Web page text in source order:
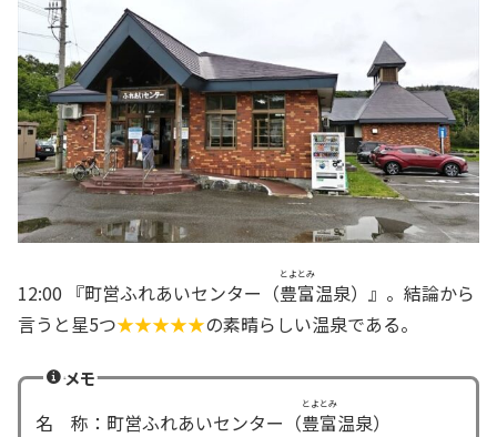
12:00 『町営ふれあいセンター（豊富
とよとみ
温泉）』。結論から
言うと星5つ★★★★★の素晴らしい温泉である。
メモ
名 称：町営ふれあいセンター（豊富
とよとみ
温泉）